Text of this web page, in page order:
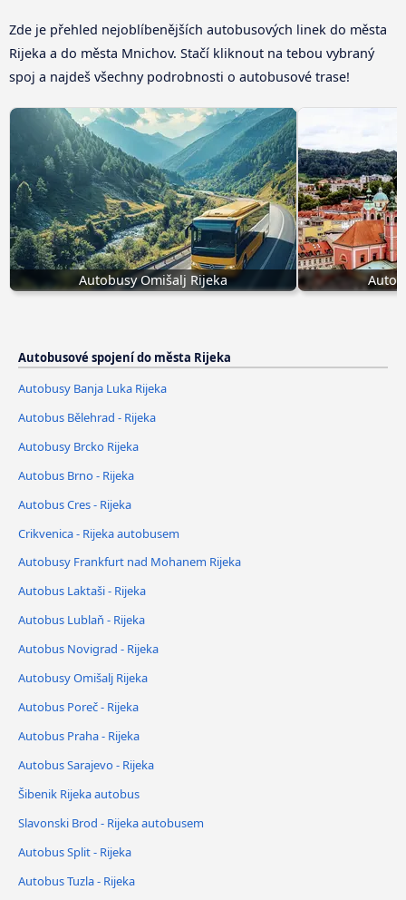
Zde je přehled nejoblíbenějších autobusových linek do města
Rijeka a do města Mnichov. Stačí kliknout na tebou vybraný
spoj a najdeš všechny podrobnosti o autobusové trase!
Autobusy Omišalj Rijeka
Autobusové spojení do města Rijeka
Autobusy Banja Luka Rijeka
Autobus Bělehrad - Rijeka
Autobusy Brcko Rijeka
Autobus Brno - Rijeka
Autobus Cres - Rijeka
Crikvenica - Rijeka autobusem
Autobusy Frankfurt nad Mohanem Rijeka
Autobus Laktaši - Rijeka
Autobus Lublaň - Rijeka
Autobus Novigrad - Rijeka
Autobusy Omišalj Rijeka
Autobus Poreč - Rijeka
Autobus Praha - Rijeka
Autobus Sarajevo - Rijeka
Šibenik Rijeka autobus
Slavonski Brod - Rijeka autobusem
Autobus Split - Rijeka
Autobus Tuzla - Rijeka